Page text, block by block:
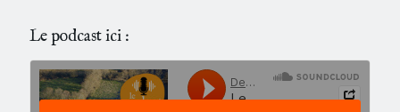
Le podcast ici :